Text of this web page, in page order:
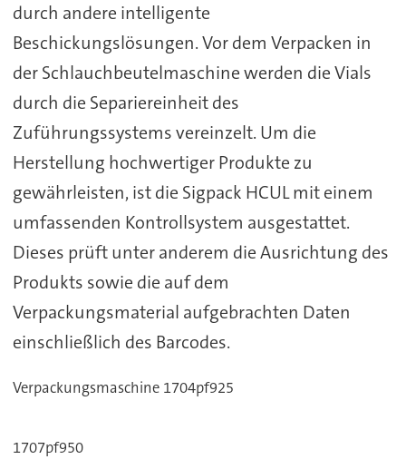
durch andere intelligente
Beschickungslösungen. Vor dem Verpacken in
der Schlauchbeutelmaschine werden die Vials
durch die Separiereinheit des
Zuführungssystems vereinzelt. Um die
Herstellung hochwertiger Produkte zu
gewährleisten, ist die Sigpack HCUL mit einem
umfassenden Kontrollsystem ausgestattet.
Dieses prüft unter anderem die Ausrichtung des
Produkts sowie die auf dem
Verpackungsmaterial aufgebrachten Daten
einschließlich des Barcodes.
Verpackungsmaschine 1704pf925
1707pf950